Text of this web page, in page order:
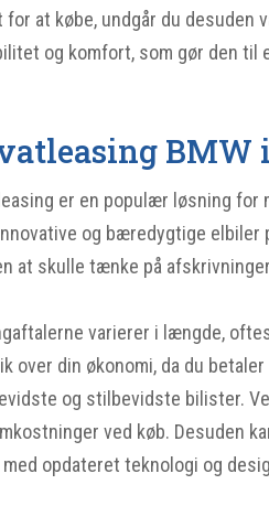
for at købe, undgår du desuden
og komfort, som gør den til
BMW
er en populær løsning for
og bæredygtige elbiler
at skulle tænke på
varierer i længde,
over din økonomi, da du
og stilbevidste bilister.
ved køb. Desuden
med opdateret teknologi og